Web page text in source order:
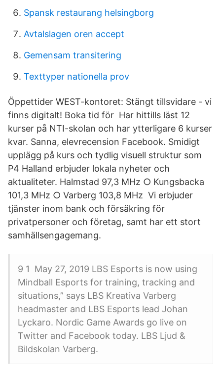
Spansk restaurang helsingborg
Avtalslagen oren accept
Gemensam transitering
Texttyper nationella prov
Öppettider WEST-kontoret: Stängt tillsvidare - vi
finns digitalt!​ Boka tid för Har hittills läst 12
kurser på NTI-skolan och har ytterligare 6 kurser
kvar. Sanna, elevrecension Facebook. Smidigt
upplägg på kurs och tydlig visuell struktur som
P4 Halland erbjuder lokala nyheter och
aktualiteter. Halmstad 97,3 MHz ○ Kungsbacka
101,3 MHz ○ Varberg 103,8 MHz Vi erbjuder
tjänster inom bank och försäkring för
privatpersoner och företag, samt har ett stort
samhällsengagemang.
9 1 May 27, 2019 LBS Esports is now using
Mindball Esports for training, tracking and
situations,” says LBS Kreativa Varberg
headmaster and LBS Esports lead Johan
Lyckaro. Nordic Game Awards go live on
Twitter and Facebook today. LBS Ljud &
Bildskolan Varberg.